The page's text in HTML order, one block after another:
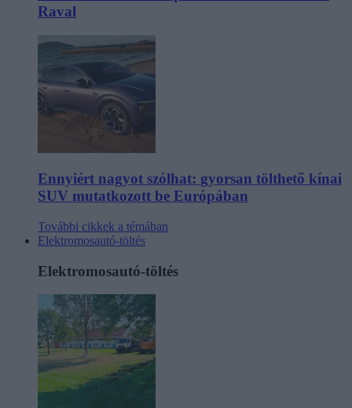
Raval
Ennyiért nagyot szólhat: gyorsan tölthető kínai
SUV mutatkozott be Európában
További cikkek a témában
Elektromosautó-töltés
Elektromosautó-töltés